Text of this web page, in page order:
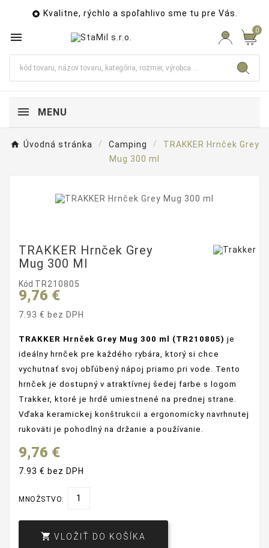
 Kvalitne, rýchlo a spoľahlivo sme tu pre Vás.
 0
MENU
Úvodná stránka Camping
TRAKKER Hrnček Grey
Mug 300 ml
TRAKKER Hrnček Grey
Mug 300 Ml
Kód TR210805
9,76 €
7.93 € bez DPH
TRAKKER Hrnček Grey Mug 300 ml (TR210805) je
ideálny hrnček pre každého rybára, ktorý si chce
vychutnať svoj obľúbený nápoj priamo pri vode. Tento
hrnček je dostupný v atraktívnej šedej farbe s logom
Trakker, ktoré je hrdě umiestnené na prednej strane.
Vďaka keramickej konštrukcii a ergonomicky navrhnutej
rukoväti je pohodlný na držanie a používanie.
9,76 €
7.93 € bez DPH
MNOŽSTVO:
 VLOŽIŤ DO KOŠÍKA